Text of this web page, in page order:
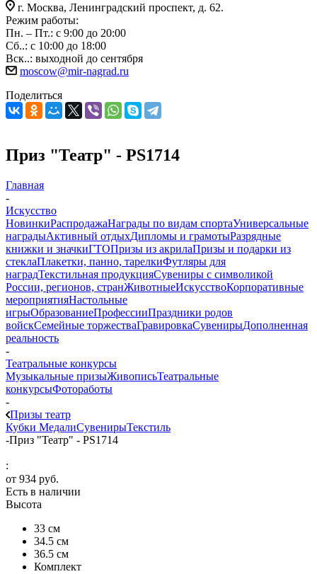
г. Москва, Ленинградский проспект, д. 62.
Режим работы:
Пн. – Пт.: с 9:00 до 20:00
Сб..: с 10:00 до 18:00
Вск..: выходной до сентября
moscow@mir-nagrad.ru
Поделиться
Приз "Театр" - PS1714
Главная
-
Искусство
НовинкиРаспродажаНаграды по видам спортаУниверсальные
наградыАктивный отдыхДипломы и грамотыРазрядные
книжки и значкиГТОПризы из акрилаПризы и подарки из
стеклаПлакетки, панно, тарелкиФутляры для
наградТекстильная продукцияСувениры с символикой
России, регионов, странЖивотныеИскусствоКорпоративные
мероприятияНастольные
игрыОбразованиеПрофессииПраздники родов
войскСемейные торжестваГравировкаСувенирыДополненная
реальность
-
Театральные конкурсы
Музыкальные призыЖивописьТеатральные
конкурсыФотоработы
-
Призы театр
Кубки МедалиСувенирыТекстиль
-Приз "Театр" - PS1714
:
от 934 руб.
Есть в наличии
Высота
33 см
34.5 см
36.5 см
Комплект